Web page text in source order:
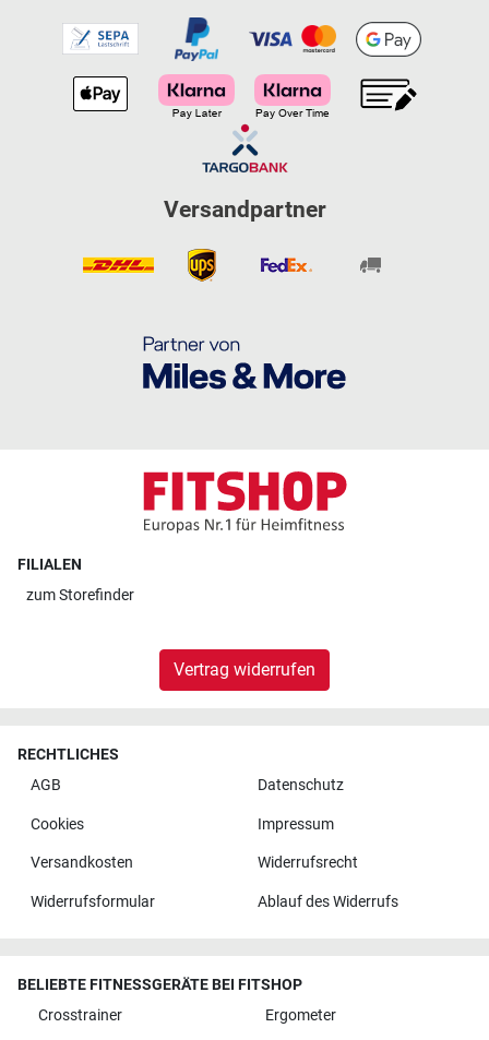
Versandpartner
FILIALEN
zumStorefinder
Vertrag widerrufen
RECHTLICHES
AGB
Datenschutz
Cookies Impressum
Versandkosten Widerrufsrecht
Widerrufsformular Ablauf des Widerrufs
BELIEBTE FITNESSGERÄTE BEI FITSHOP
Crosstrainer
Ergometer